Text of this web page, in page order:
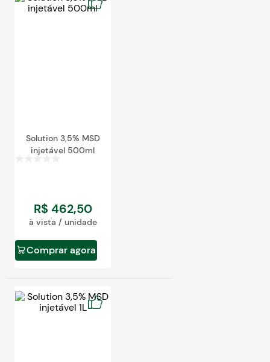
Solution 3,5% MSD
injetável 500ml
R$ 462,50
à vista / unidade
Comprar agora